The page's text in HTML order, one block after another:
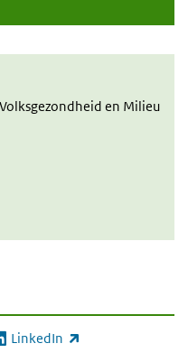
en Milieu
LinkedIn
link)